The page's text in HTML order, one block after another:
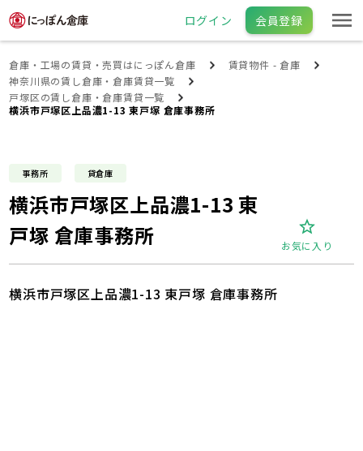
ログイン 会員登録
倉庫・工場の賃貸・売買はにっぽん倉庫
賃貸物件 - 倉庫
神奈川県の賃し倉庫・倉庫賃貸一覧
戸塚区の賃し倉庫・倉庫賃貸一覧
横浜市戸塚区上品濃1-13 東戸塚 倉庫事務所
事務所 貸倉庫
横浜市戸塚区上品濃1-13 東
戸塚 倉庫事務所
お気に入り
横浜市戸塚区上品濃1-13 東戸塚 倉庫事務所